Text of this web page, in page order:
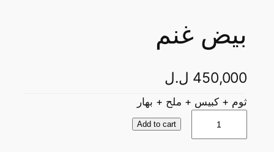
بيض غنم
450,000 ل.ل
ثوم + كبيس + ملح + بهار
Add to cart